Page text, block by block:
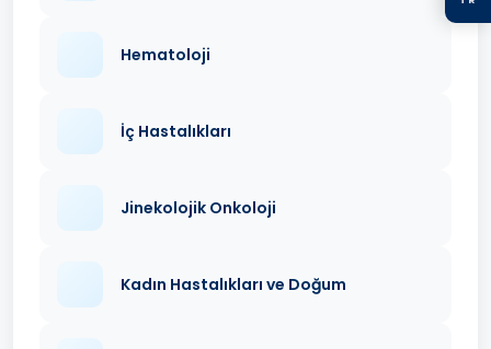
Hematoloji
İç Hastalıkları
Jinekolojik Onkoloji
Kadın Hastalıkları ve Doğum